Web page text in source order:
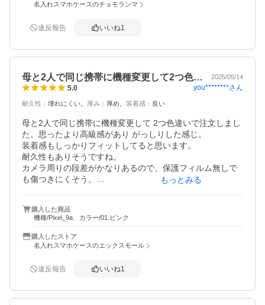
ました！
っかりしたケースで、スマホを扱い易いところもとてもよ
名入れスマホケースのチョモランマ
違反報告 いいね1
母と2人で同じ携帯に機種変更して2つ色… 2025/05/14
5.0 you********さん
耐久性 ： 壊れにくい 厚み ： 厚め 装着感 ： 良い
母と2人で同じ携帯に機種変更して 2つ色違いで注文しまし
た。思ったより高級感があり がっしりした感じ。
装着感もしっかりフィットしてると思います。
耐久性もありそうですね。
カメラ周りの段差がかなりあるので、保護フィルム無しで
も傷つきにくそう。
いです。
ホワイトが無くてブラックにしたのですが意外に良かった
です。携帯のアイボリーが引き立つ感じ。
もっとみる
購入した商品
機種/Pixel_9a、カラー/01.ピンク
購入したストア
名入れスマホケースのエックスモール
違反報告 いいね1